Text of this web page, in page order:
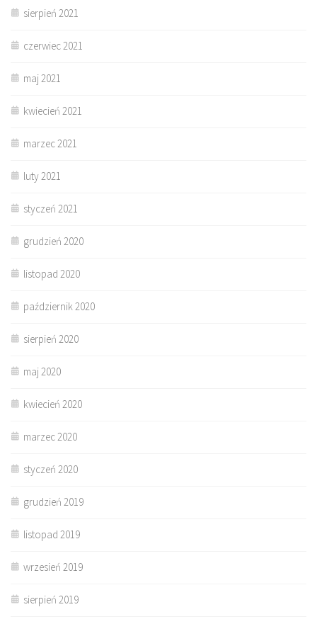
sierpień 2021
czerwiec 2021
maj 2021
kwiecień 2021
marzec 2021
luty 2021
styczeń 2021
grudzień 2020
listopad 2020
październik 2020
sierpień 2020
maj 2020
kwiecień 2020
marzec 2020
styczeń 2020
grudzień 2019
listopad 2019
wrzesień 2019
sierpień 2019